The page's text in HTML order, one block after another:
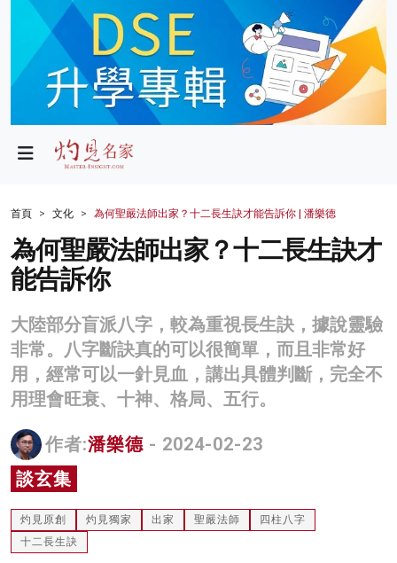
政局
財經
生活
健康
商業
科技
影片
灼見活動
關於我們
首頁 文化 為何聖嚴法師出家？十二長生訣才能告訴你 | 潘樂德
為何聖嚴法師出家？十二長生訣才
能告訴你
大陸部分盲派八字，較為重視長生訣，據說靈驗
非常。八字斷訣真的可以很簡單，而且非常好
用，經常可以一針見血，講出具體判斷，完全不
用理會旺衰、十神、格局、五行。
作者:潘樂德 - 2024-02-23
談玄集
灼見原創 灼見獨家 出家 聖嚴法師
四柱八字
十二長生訣